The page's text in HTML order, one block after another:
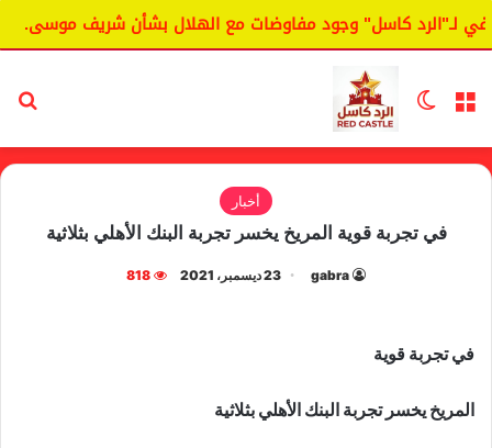
لـ"الرد كاسل" وجود مفاوضات مع الهلال بشأن شريف موسى.
القائمة الوضع المظلم
أخبار
في تجربة قوية المريخ يخسر تجربة البنك الأهلي بثلاثية
gabra 23 ديسمبر، 2021 818
في تجربة قوية
المريخ يخسر تجربة البنك الأهلي بثلاثية